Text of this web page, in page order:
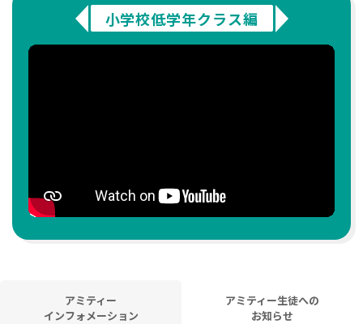
小学校低学年クラス編
アミティー
インフォメーション
アミティー生徒への
お知らせ